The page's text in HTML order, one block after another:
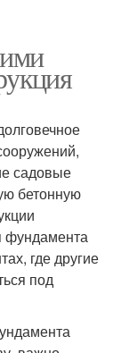
садовые
бетонную
фундамента
где другие
под